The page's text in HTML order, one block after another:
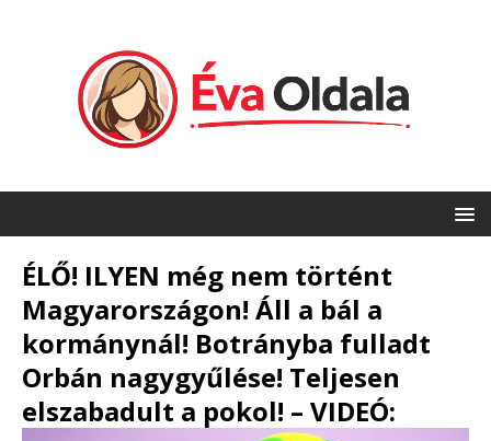
ÉLŐ! ILYEN még nem történt
Magyarországon! Áll a bál a
kormánynál! Botrányba fulladt
Orbán nagygyűlése! Teljesen
elszabadult a pokol! – VIDEÓ: